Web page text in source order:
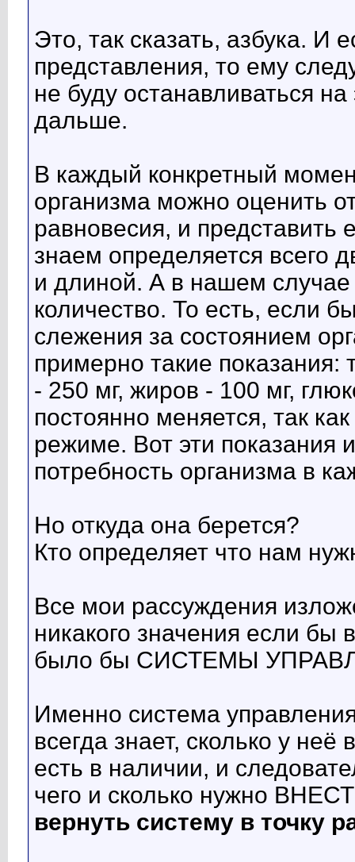
Это, так сказать, азбука. И
представления, то ему
не буду останавливаться
дальше.
В каждый конкретный
организма можно оценить
равновесия, и представить
знаем определяется всего
и длиной. А в нашем случае
количество. То есть, если
слежения за состоянием
примерно такие показания:
- 250 мг, жиров - 100 мг,
постоянно меняется, так
режиме. Вот эти показания
потребность организма в
Но откуда она берется?
Кто определяет что нам
Все мои рассуждения
никакого значения
было бы СИСТЕМЫ
Именно система
всегда знает, сколько у
есть в наличии, и
чего и сколько нужно
вернуть систему в точку